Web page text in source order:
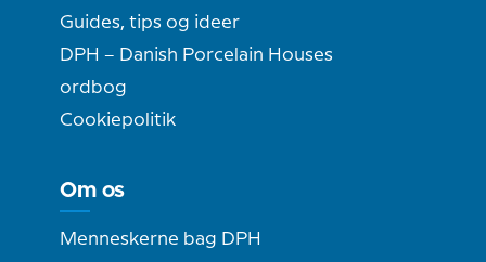
Guides, tips og ideer
DPH – Danish Porcelain Houses
ordbog
Cookiepolitik
Om os
Menneskerne bag DPH